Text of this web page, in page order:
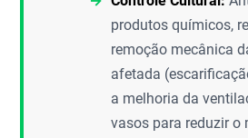
produtos químicos,
remoção mecânica
afetada
a melhoria da
vasos para reduzir o